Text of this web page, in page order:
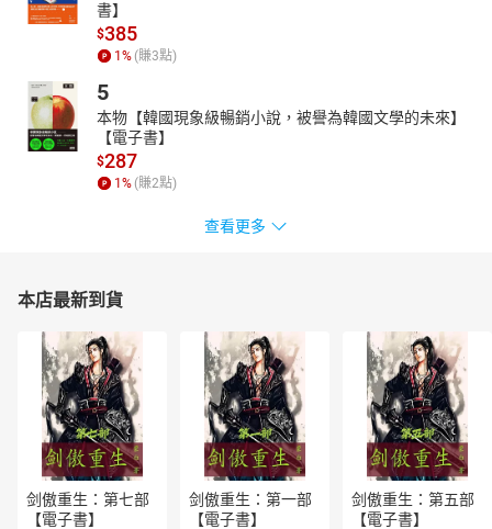
書】
$385
1 % (賺3點)
5
本物【韓國現象級暢銷小說，被譽為韓國文學的未來】
【電子書】
$287
1 % (賺2點)
查看更多
本店最新到貨
剑傲重生：第七部
【電子書】
剑傲重生：第一部
【電子書】
剑傲重生：第五部
【電子書】